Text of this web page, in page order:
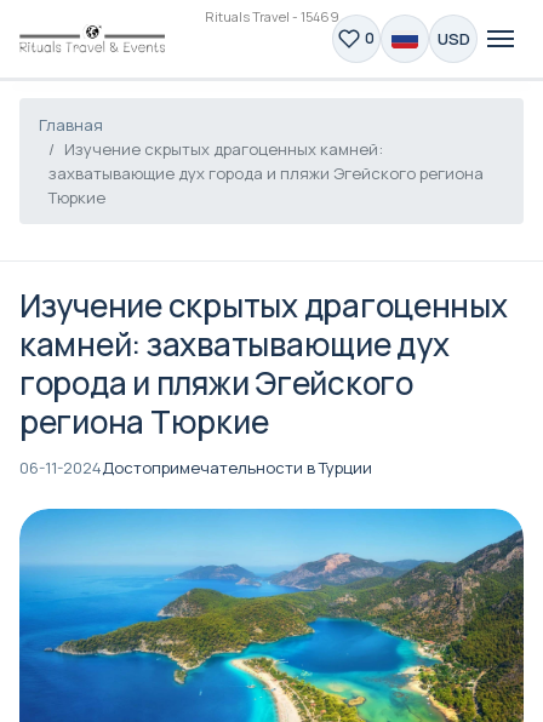
Rituals Travel - 15469
0 USD
Главная
Изучение скрытых драгоценных камней:
захватывающие дух города и пляжи Эгейского региона
Тюркие
Изучение скрытых драгоценных
камней: захватывающие дух
города и пляжи Эгейского
региона Тюркие
06-11-2024Достопримечательности в Турции